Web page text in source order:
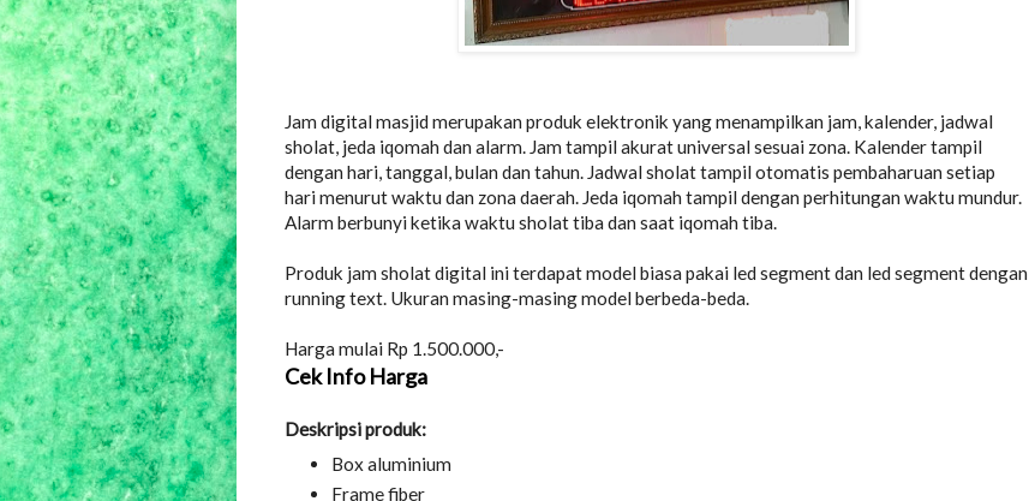
Jam digital masjid merupakan produk elektronik yang menampilkan jam, kalender, jadwal
sholat, jeda iqomah dan alarm. Jam tampil akurat universal sesuai zona. Kalender tampil
dengan hari, tanggal, bulan dan tahun. Jadwal sholat tampil otomatis pembaharuan setiap
hari menurut waktu dan zona daerah. Jeda iqomah tampil dengan perhitungan waktu mundur.
Alarm berbunyi ketika waktu sholat tiba dan saat iqomah tiba.
Produk jam sholat digital ini terdapat model biasa pakai led segment dan led segment dengan
running text. Ukuran masing-masing model berbeda-beda.
Harga mulai Rp 1.500.000,-
Cek Info Harga
Deskripsi produk:
Box aluminium
Frame fiber